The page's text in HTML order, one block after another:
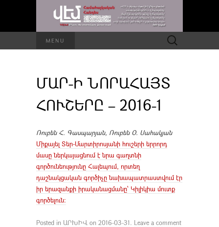
MENU Որոնել՝
ՄԱՐ-Ի ՆՈՐԱՀԱՅՏ
ՀՈՒՇԵՐԸ – 2016-1
Ռուբեն Հ. Գասպարյան, Ռուբեն Օ. Սահակյան
Միքայել Տեր-Մարտիրոսյանի հուշերի երրորդ
մասը ներկայացնում է նրա գաղտնի
գործունեությունը Հալեպում, որտեղ
դաշնակցական գործիչը նախապատրաստվում էր
իր երազանքի իրականացմանը՝ Կիլիկիա մուտք
գործելուն:
Posted in ԱՐԽԻՎ on 2016-03-31. Leave a comment